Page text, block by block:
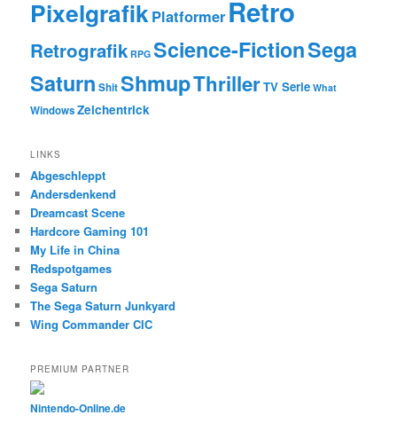
PixelgrafikPlatformer Retro
Retrografik RPG Science-FictionSega
Saturn ShitShmupThrillerTV Serie What
WindowsZeichentrick
LINKS
Abgeschleppt
Andersdenkend
Dreamcast Scene
Hardcore Gaming 101
My Life in China
Redspotgames
Sega Saturn
The Sega Saturn Junkyard
Wing Commander CIC
PREMIUM PARTNER
Nintendo-Online.de